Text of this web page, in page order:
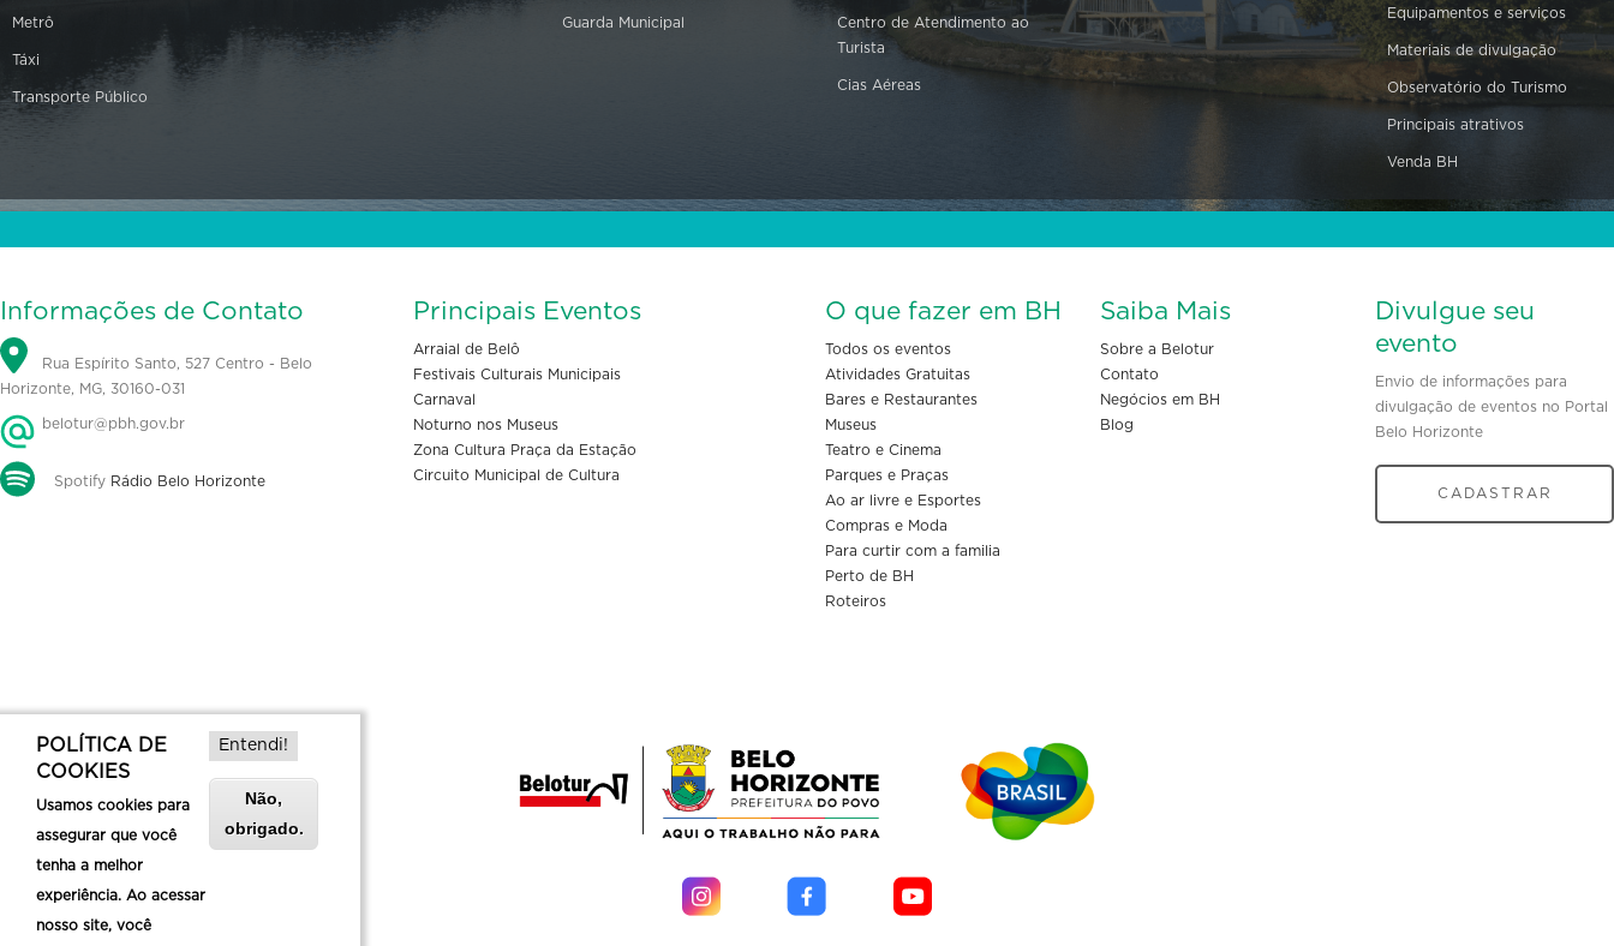
Metrô
Táxi
Transporte Público
Guarda Municipal
Centro de Atendimento ao
Turista
Cias Aéreas
Equipamentos e serviços
Materiais de divulgação
Observatório do Turismo
Principais atrativos
Venda BH
Informações de Contato
Rua Espírito Santo, 527 Centro - Belo
Horizonte, MG, 30160-031
belotur@pbh.gov.br
Spotify Rádio Belo Horizonte
Principais Eventos
Arraial de Belô
Festivais Culturais Municipais
Carnaval
Noturno nos Museus
Zona Cultura Praça da Estação
Circuito Municipal de Cultura
O que fazer em BH
Todos os eventos
Atividades Gratuitas
Bares e Restaurantes
Museus
Teatro e Cinema
Parques e Praças
Ao ar livre e Esportes
Compras e Moda
Para curtir com a familia
Perto de BH
Roteiros
Saiba Mais
Sobre a Belotur
Contato
Negócios em BH
Blog
Divulgue seu
evento
Envio de informações para
divulgação de eventos no Portal
Belo Horizonte
CADASTRAR
POLÍTICA DE
COOKIES
Usamos cookies para
assegurar que você
tenha a melhor
experiência. Ao acessar
nosso site, você
Entendi!
Não,
obrigado.